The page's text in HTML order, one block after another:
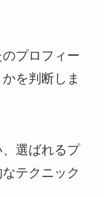
プロフィー
を判断しま
選ばれるプ
テクニック